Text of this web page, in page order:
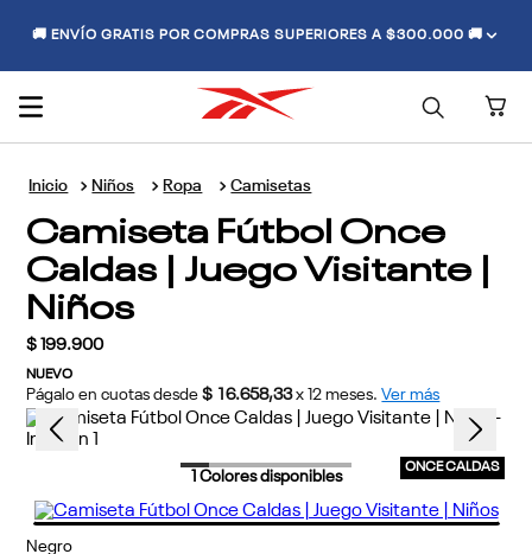
🚚 ENVÍO GRATIS POR COMPRAS SUPERIORES A $300.000 🚚
Niños Ropa Camisetas
Camiseta Fútbol Once
Caldas | Juego Visitante |
Niños
$ 199.900
NUEVO
Págalo en cuotas desde $ 16.658,33 x 12 meses. Ver más
ONCE CALDAS
Colores disponibles
Negro